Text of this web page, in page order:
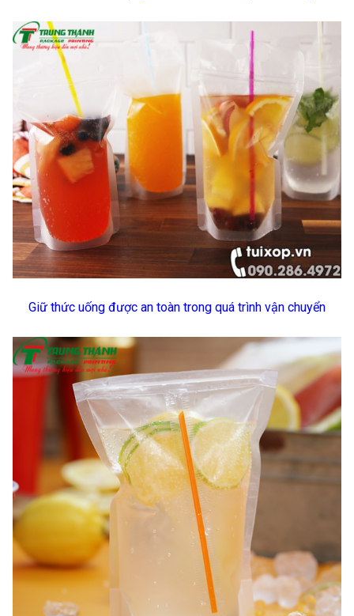
Giữ thức uống được an toàn trong quá trình vận chuyển